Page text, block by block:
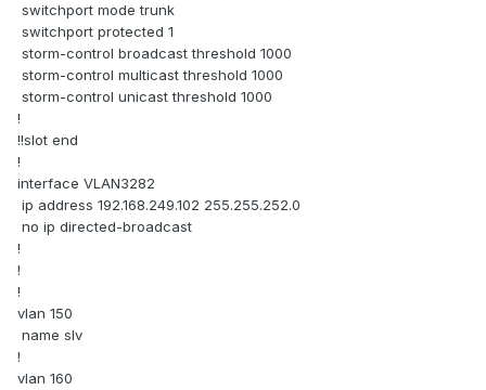
switchport mode trunk
switchport protected 1
storm-control broadcast threshold 1000
storm-control multicast threshold 1000
storm-control unicast threshold 1000
!
!!slot end
!
interface VLAN3282
ip address 192.168.249.102 255.255.252.0
no ip directed-broadcast
!
!
!
vlan 150
name slv
!
vlan 160